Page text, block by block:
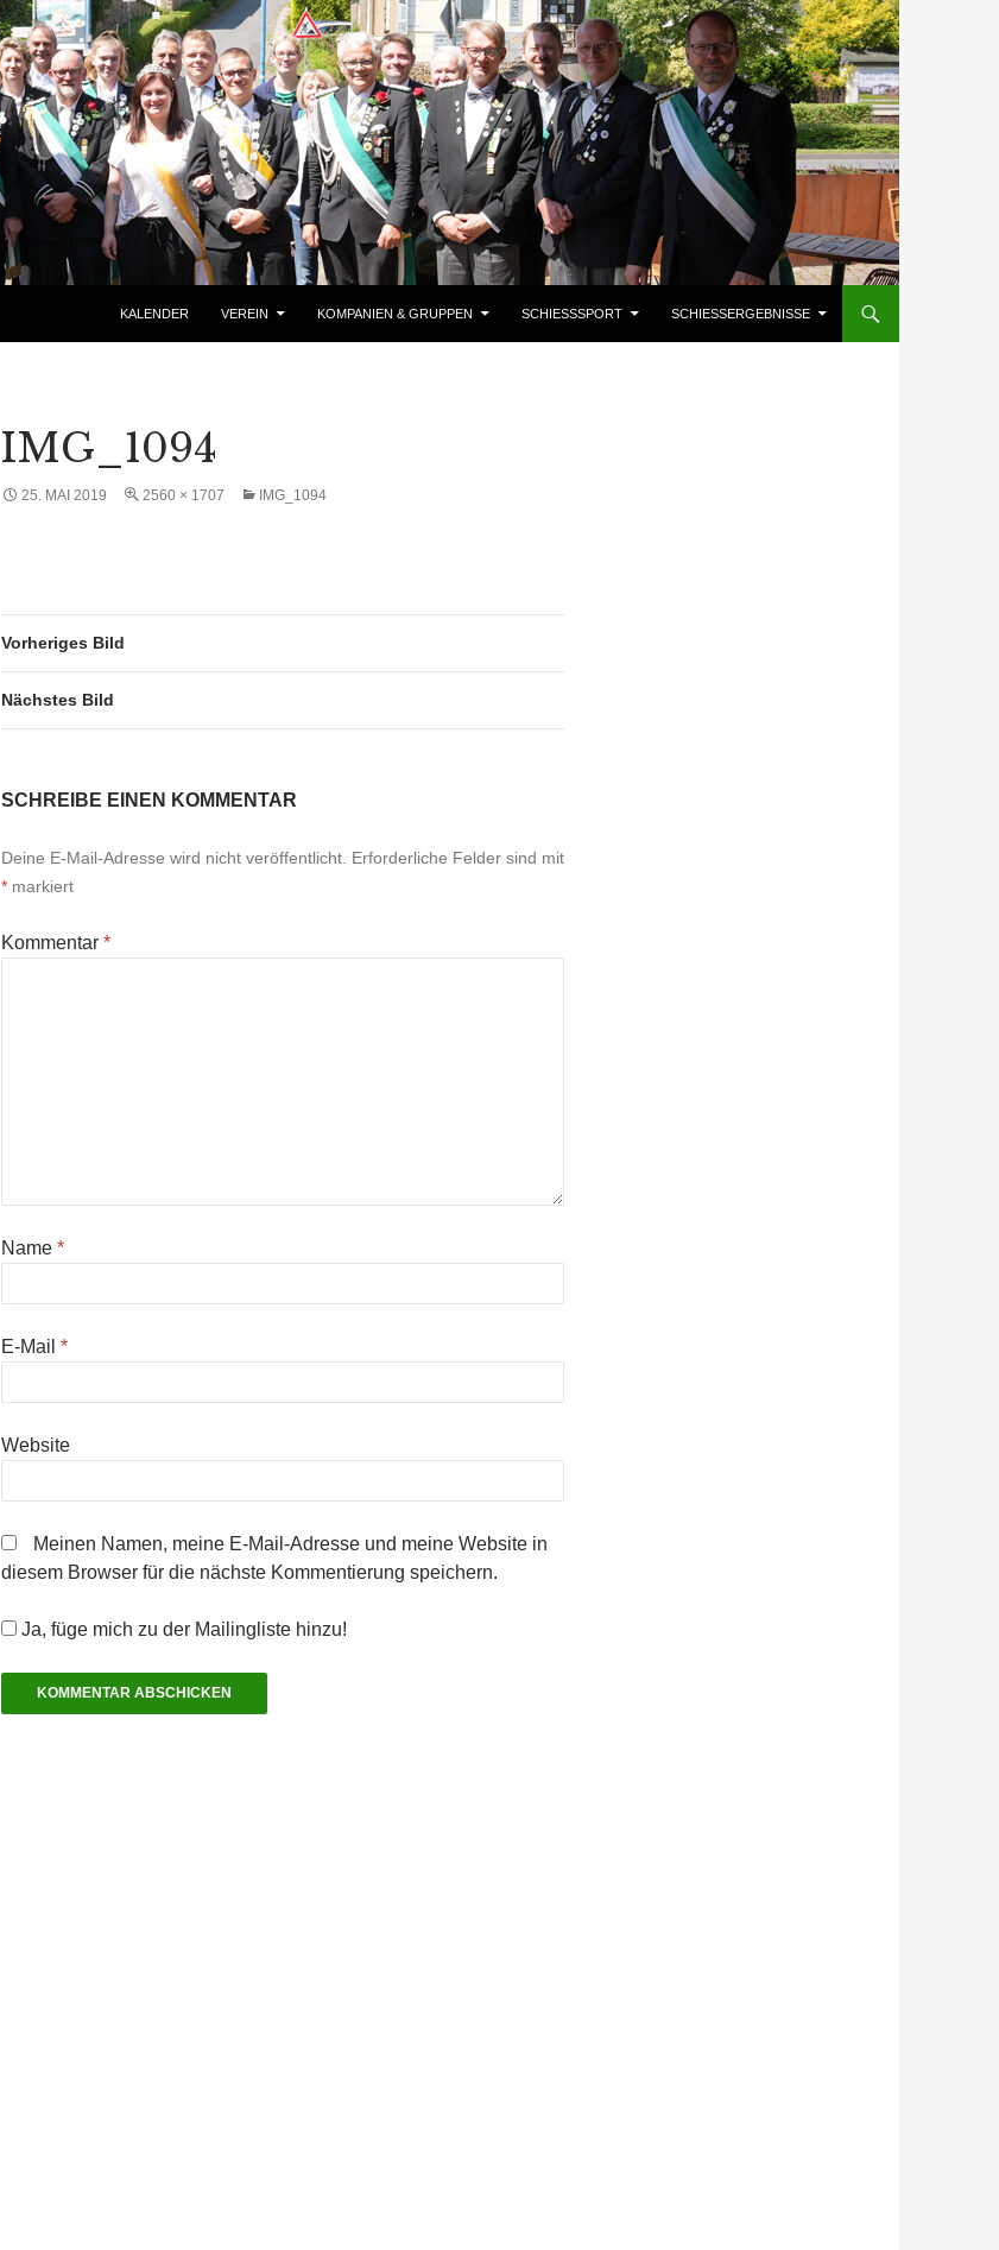
KALENDER
VEREIN KOMPANIEN & GRUPPEN SCHIESSSPORT SCHIESSERGEBNISSE
IMG_1094
25. MAI 2019 2560 × 1707 IMG_1094
Vorheriges Bild
Nächstes Bild
SCHREIBE EINEN KOMMENTAR
Deine E-Mail-Adresse wird nicht veröffentlicht. Erforderliche Felder sind mit
* markiert
Kommentar *
Name *
E-Mail *
Website
Meinen Namen, meine E-Mail-Adresse und meine Website in
diesem Browser für die nächste Kommentierung speichern.
Ja, füge mich zu der Mailingliste hinzu!